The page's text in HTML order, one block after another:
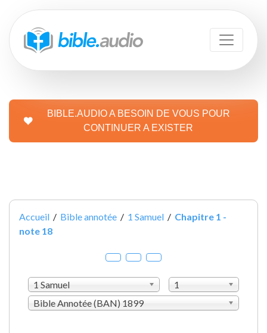
BIBLE.AUDIO A BESOIN DE VOUS POUR
CONTINUER A EXISTER
Accueil / Bible annotée / 1 Samuel / Chapitre 1 -
note 18
1 Samuel
1
Bible Annotée (BAN) 1899